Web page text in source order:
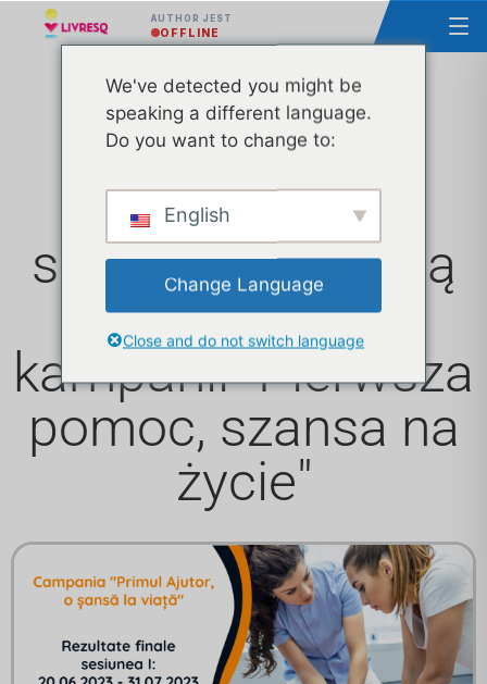
AUTHOR JEST
OFFLINE
Ascendia i
InfoCons z
sukcesem kończą
pierwszą sesję
kampanii "Pierwsza
pomoc, szansa na
życie"
We've detected you might be
speaking a different language.
Do you want to change to:
English
Change Language
Close and do not switch language